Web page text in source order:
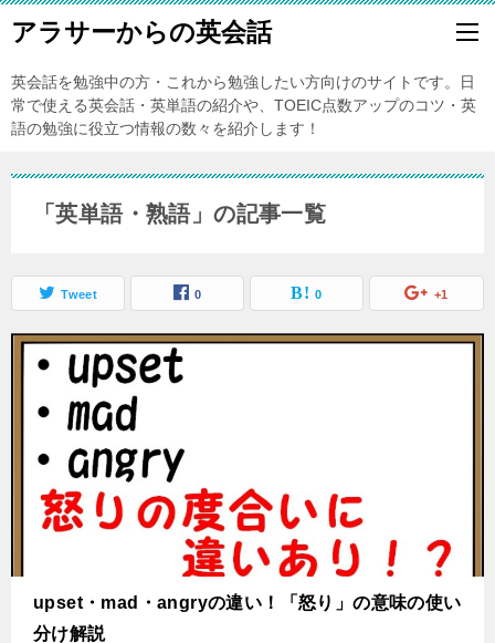
アラサーからの英会話
英会話を勉強中の方・これから勉強したい方向けのサイトです。日
常で使える英会話・英単語の紹介や、TOEIC点数アップのコツ・英
語の勉強に役立つ情報の数々を紹介します！
「英単語・熟語」の記事一覧
Tweet 0 0 +1
upset・mad・angryの違い！「怒り」の意味の使い
分け解説